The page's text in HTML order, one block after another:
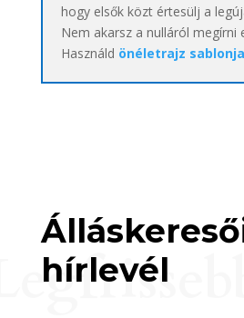
hogy elsők közt értesülj a
Nem akarsz a nulláról megírni
Használd önéletrajz
hírlevél